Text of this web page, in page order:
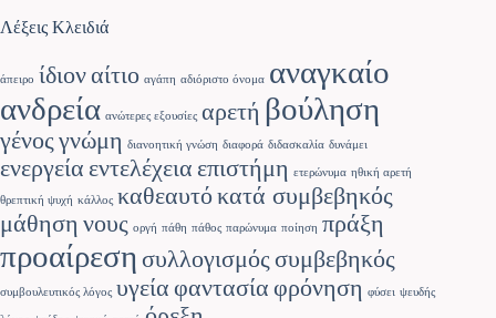
Λέξεις Κλειδιά
άπειρο ίδιοναίτιο αγάπη αδιόριστο όνομα αναγκαίο
ανδρεία ανώτερες εξουσίες αρετή βούληση
γένος γνώμη διανοητική γνώση διαφορά διδασκαλία δυνάμει
ενεργεία εντελέχεια επιστήμη ετερώνυμα ηθική αρετή
θρεπτική ψυχή κάλλος καθεαυτόκατά συμβεβηκός
μάθηση νους οργή πάθη πάθος παρώνυμα ποίηση πράξη
προαίρεση συλλογισμός συμβεβηκός
συμβουλευτικός λόγος υγεία φαντασία φρόνηση φύσει ψευδής